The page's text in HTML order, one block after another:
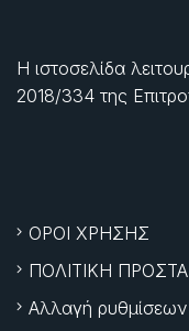
Η ιστοσελίδα
2018/334 της
ΟΡΟΙ ΧΡΗΣΗΣ
ΠΟΛΙΤΙΚΗ
Αλλαγή